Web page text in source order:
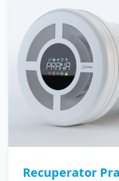
Recuperator